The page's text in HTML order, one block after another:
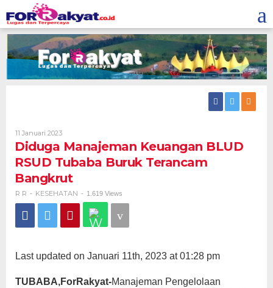
to
content
11 Januari 2023Oleh
R
R
Diduga Manajeman Keuangan BLUD
RSUD Tubaba Buruk Terancam
Bangkrut
R R - KESEHATAN - 1.619 Views
Last updated on Januari 11th, 2023 at 01:28 pm
TUBABA,ForRakyat-Manajeman Pengelolaan